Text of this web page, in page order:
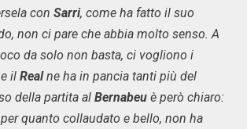
con Sarri, come ha fatto il suo
non ci pare che abbia molto senso. A
da solo non basta, ci vogliono i
il Realne ha in pancia tanti più del
della partita al Bernabeu è però chiaro:
quanto collaudato e bello, non ha